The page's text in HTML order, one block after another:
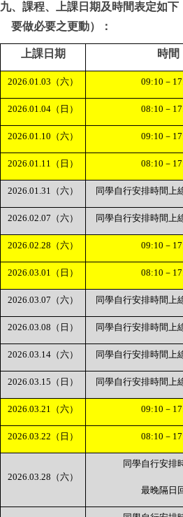
九、課程、上課日期及時間表定如
要做必要之更動）：
上課日期 時間
2026.01.03 （六） 09:10 －
2026.01.04 （日） 08:10 －
2026.01.10 （六） 09:10 －
2026.01.11 （日） 08:10 －
2026.01.31 （六） 同學自行安排時間上
2026.02.07 （六） 同學自行安排時間上
2026.02.28 （六） 09:10 －
2026.03.01 （日） 08:10 －
2026.03.07 （六） 同學自行安排時間上
2026.03.08 （日） 同學自行安排時間上
2026.03.14 （六） 同學自行安排時間上
2026.03.15 （日） 同學自行安排時間上
2026.03.21 （六） 09:10 －
2026.03.22 （日） 08:10 －
2026.03.28 （六）
同學自行安排
最晚隔日